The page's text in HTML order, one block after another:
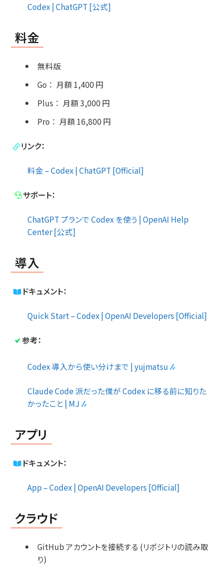
Codex | ChatGPT [公式]
料金
無料版
Go ： 月額 1,400 円
Plus ： 月額 3,000 円
Pro ： 月額 16,800 円
リンク：
料金 – Codex | ChatGPT [Official]
サポート：
ChatGPT プランで Codex を使う | OpenAI Help
Center [公式]
導入
ドキュメント：
Quick Start – Codex | OpenAI Developers [Official]
参考：
Codex 導入から使い分けまで | yujmatsu
Claude Code 派だった僕が Codex に移る前に知りた
かったこと | MJ
アプリ
ドキュメント：
App – Codex | OpenAI Developers [Official]
クラウド
GitHub アカウントを接続する (リポジトリの読み取
り)